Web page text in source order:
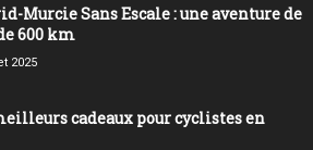
Murcie Sans Escale : une aventure de
600 km
2025
cadeaux pour cyclistes en